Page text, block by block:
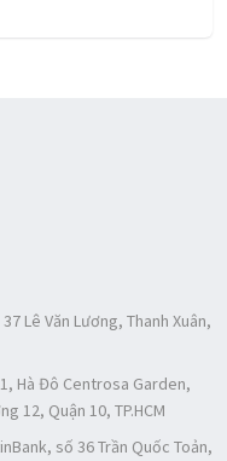
Lê Văn Lương, Thanh Xuân,
Hà Đô Centrosa Garden,
12, Quận 10, TP.HCM
số 36 Trần Quốc Toản,